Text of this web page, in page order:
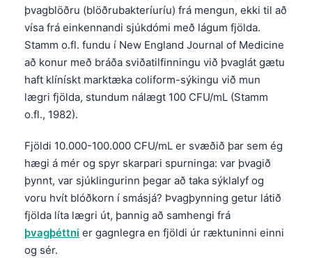
þvagblöðru (blöðrubakteríuríu) frá mengun, ekki til að
vísa frá einkennandi sjúkdómi með lágum fjölda.
Stamm o.fl. fundu í New England Journal of Medicine
að konur með bráða sviðatilfinningu við þvaglát gætu
haft klínískt marktæka coliform-sýkingu við mun
lægri fjölda, stundum nálægt 100 CFU/mL (Stamm
o.fl., 1982).
Fjöldi 10.000-100.000 CFU/mL er svæðið þar sem ég
hægi á mér og spyr skarpari spurninga: var þvagið
þynnt, var sjúklingurinn þegar að taka sýklalyf og
voru hvít blóðkorn í smásjá? Þvagþynning getur látið
fjölda líta lægri út, þannig að samhengi frá
þvagþéttni er gagnlegra en fjöldi úr ræktuninni einni
og sér.